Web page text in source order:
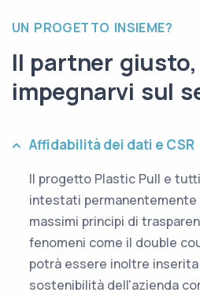
UN PROGETTO INSIEME?
Il partner
impegnarvi sul
Affidabilità dei dati e CSR
Il progetto Plastic Pull e
intestati
massimi principi di
fenomeni come il double
potrà essere inoltre inserita
sostenibilità dell'azienda